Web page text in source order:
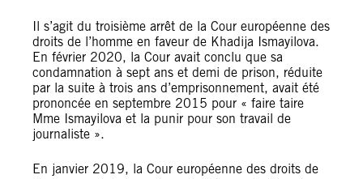
Il s’agit du troisième arrêt de la Cour européenne des
droits de l’homme en faveur de Khadija Ismayilova.
En février 2020, la Cour avait conclu que sa
condamnation à sept ans et demi de prison, réduite
par la suite à trois ans d’emprisonnement, avait été
prononcée en septembre 2015 pour « faire taire
Mme Ismayilova et la punir pour son travail de
journaliste ».
En janvier 2019, la Cour européenne des droits de